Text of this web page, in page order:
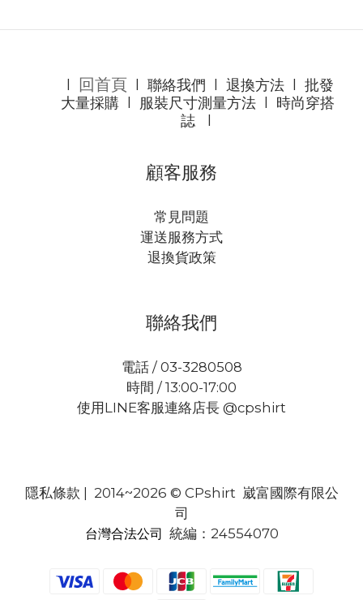
回首頁 聯絡我們 退換方法l 批發
大量採購
服裝尺寸測量方法
時尚穿搭
誌l
顧客服務
常見問題
運送服務方式
退換貨政策
聯絡我們
電話 / 03-3280508
時間 / 13:00-17:00
使用LINE客服連絡店長 @cpshirt
隱私條款 | 2014~2026 © CPshirt 崴富國際有限公
司
台灣合法公司 統編：24554070